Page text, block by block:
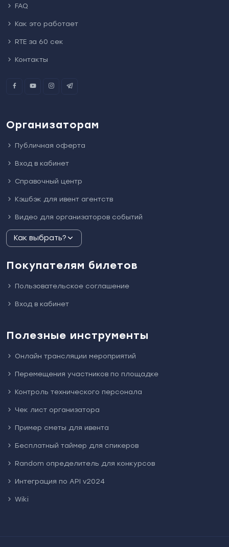
FAQ
Как это работает
RTE за 60 сек
Контакты
Организаторам
Публичная оферта
Вход в кабинет
Справочный центр
Кэшбэк для ивент агентств
Видео для организаторов событий
Как выбрать?
Покупателям билетов
Пользовательское соглашение
Вход в кабинет
Полезные инструменты
Онлайн трансляции мероприятий
Перемещения участников по площадке
Контроль технического персонала
Чек лист организатора
Пример сметы для ивента
Бесплатный таймер для спикеров
Random определитель для конкурсов
Интеграция по API v2024
Wiki